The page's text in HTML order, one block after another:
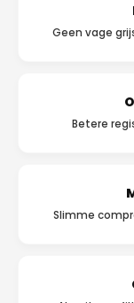
Geen vage
Betere
Slimme